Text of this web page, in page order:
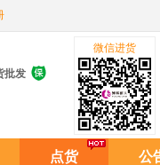
批发 
微信进货
点货 公